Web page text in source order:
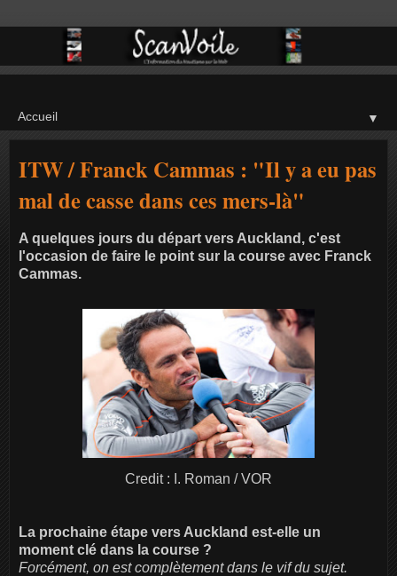
▼
ITW / Franck Cammas : "Il y a eu pas
mal de casse dans ces mers-là"
A quelques jours du départ vers Auckland, c'est
l'occasion de faire le point sur la course avec Franck
Cammas.
Credit : I. Roman / VOR
La prochaine étape vers Auckland est-elle un
moment clé dans la course ?
Forcément, on est complètement dans le vif du sujet.